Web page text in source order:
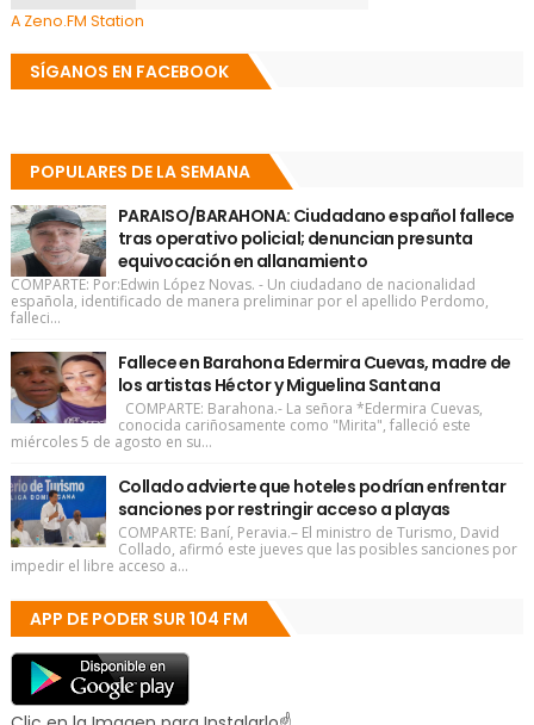
A Zeno.FM Station
SÍGANOS EN FACEBOOK
POPULARES DE LA SEMANA
PARAISO/BARAHONA: Ciudadano español fallece
tras operativo policial; denuncian presunta
equivocación en allanamiento
COMPARTE: Por:Edwin López Novas. - Un ciudadano de nacionalidad
española, identificado de manera preliminar por el apellido Perdomo,
falleci...
Fallece en Barahona Edermira Cuevas, madre de
los artistas Héctor y Miguelina Santana
COMPARTE: Barahona.- La señora *Edermira Cuevas,
conocida cariñosamente como "Mirita", falleció este
miércoles 5 de agosto en su...
Collado advierte que hoteles podrían enfrentar
sanciones por restringir acceso a playas
COMPARTE: Baní, Peravia.– El ministro de Turismo, David
Collado, afirmó este jueves que las posibles sanciones por
impedir el libre acceso a...
APP DE PODER SUR 104 FM